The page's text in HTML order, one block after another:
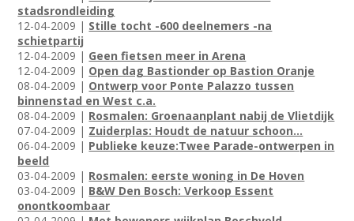
stadsrondleiding
12-04-2009 | Stille tocht -600 deelnemers -na
schietpartij
12-04-2009 | Geen fietsen meer in Arena
12-04-2009 | Open dag Bastionder op Bastion Oranje
08-04-2009 | Ontwerp voor Ponte Palazzo tussen
binnenstad en West c.a.
08-04-2009 | Rosmalen: Groenaanplant nabij de Vlietdijk
07-04-2009 | Zuiderplas: Houdt de natuur schoon...
06-04-2009 | Publieke keuze:Twee Parade-ontwerpen in
beeld
03-04-2009 | Rosmalen: eerste woning in De Hoven
03-04-2009 | B&W Den Bosch: Verkoop Essent
onontkoombaar